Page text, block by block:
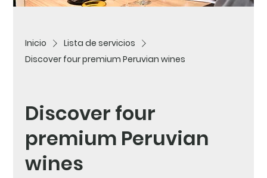
Inicio
Lista de servicios
Discover four premium Peruvian wines
Discover four
premium Peruvian
wines